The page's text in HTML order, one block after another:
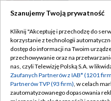
Biuro
Polityka
Szanujemy Twoją prywatność
Kliknij "Akceptuję i przechodzę do
korzystanie z technologii
dostęp do informacji na Twoim
przechowywanie oraz na
nas, czyli Telewizję Polską S.A. w
Zaufanych Partnerów z IAB* (1201
Partnerów TVP (93 firm), w celach
zautomatyzowanego dopasowania